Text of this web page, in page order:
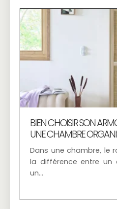
BIEN CHOISIR SON
UNE CHAMBRE
Dans une chambre, le
la différence entre un
un…